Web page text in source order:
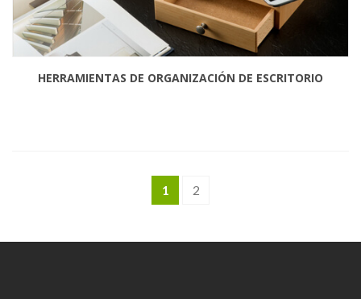
HERRAMIENTAS DE ORGANIZACIÓN DE ESCRITORIO
1 2